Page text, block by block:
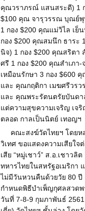
คุณวราภรณ์ แสนสระดี) 1
$100 คุณ จารุวรรณ บุณย์พุ
1 กอง $200 คุณแม่วิไล เย็
กอง $200 คุณสมนึก ธาระ
นิจ) 1 กอง $200 คุณสริตา
ศรี 1 กอง $200 คุณสำเภา
เหมือนรักษา 3 กอง $600
และ คุณกฤติกา เมฆศรีวร
และ คุณพระรัตนตรัยบันดา
แต่ความสุขความเจริญ เจ
ตลอด กาลเป็นนิตย์ เทอญฯ
คณะสงฆ์วัดไทยฯ โดยห
วิเทศ ขอแสดงความเสียใจ
เสีย “หมู่เชาว์” ส.อ.เชาว
ทหารไทยในสหรัฐอเมริกา
ไม่มีวันหวนคืนด้วยวัย 80 ปี
กำหนดพิธีบำเพ็ญกุศลสวด
วันที่ 7-8-9 กุมภาพันธ์